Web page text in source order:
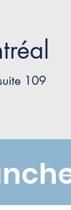
109